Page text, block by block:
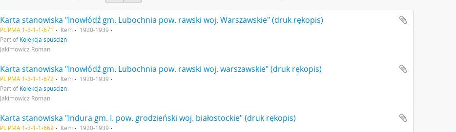
Karta stanowiska "Inowłódź gm. Lubochnia pow. rawski woj. Warszawskie" (druk rękopis)
PL PMA 1-3-1-1-671 Item
1920-1939
Part ofKolekcja spuścizn
Jakimowicz Roman
Karta stanowiska "Inowłódź gm. Lubochnia pow. rawski woj. warszawskie" (druk rękopis)
PL PMA 1-3-1-1-672 Item
1920-1939
Part ofKolekcja spuścizn
Jakimowicz Roman
Karta stanowiska "Indura gm. I. pow. grodzieński woj. białostockie" (druk rękopis)
PL PMA 1-3-1-1-669 Item
1920-1939